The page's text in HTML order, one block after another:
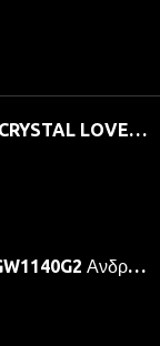
GUESS STEEL CRYSTAL LOVE JUBR06363JWYG-No.56 Δαχτυλίδι Χρυσό Με Καρδιά
GUESS FAME GW1140G2 Ανδρικό Ρολόι Quatrz Ακριβείας